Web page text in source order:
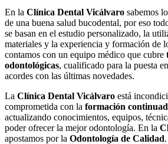
En la Clínica Dental Vicálvaro sabemos
de una buena salud bucodental, por eso
se basan en el estudio personalizado, la
materiales y la experiencia y formación de
contamos con un equipo médico que cubre
odontológicas, cualificado para la puesta
acordes con las últimas novedades.
La Clínica Dental Vicálvaro está
comprometida con la formación
actualizando conocimientos, equipos,
poder ofrecer la mejor odontología. En la
apostamos por la Odontología de Calidad.